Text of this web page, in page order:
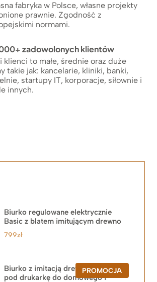
fabryka w Polsce, własne projekty
prawnie. Zgodność z
normami.
zadowolonych klientów
klienci to małe, średnie oraz duże
takie jak: kancelarie, kliniki, banki,
startupy IT, korporacje, siłownie i
innych.
Biurko regulowane elektrycznie
Basic z blatem imitującym drewno
799zł
PROMOCJAPRODUKT
W
Biurko z imitacją drewna z szafką
pod drukarkę do domowego i